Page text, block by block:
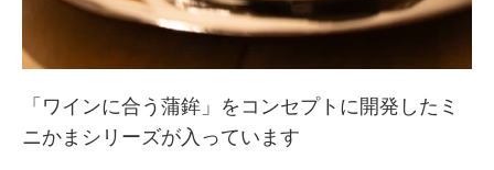
「ワインに合う蒲鉾」をコンセプトに開発したミ
ニかまシリーズが入っています